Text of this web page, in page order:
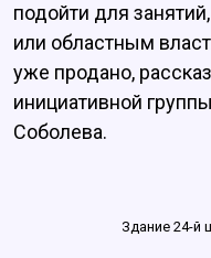
подойти для
или областным
уже продано,
инициативной
Соболева.
Здание 24-й